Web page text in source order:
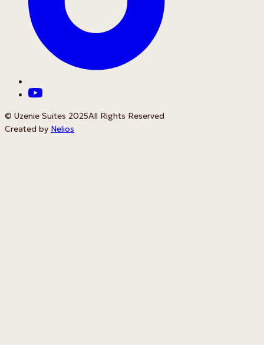
© Uzenie Suites 2025All Rights Reserved
Created by Nelios